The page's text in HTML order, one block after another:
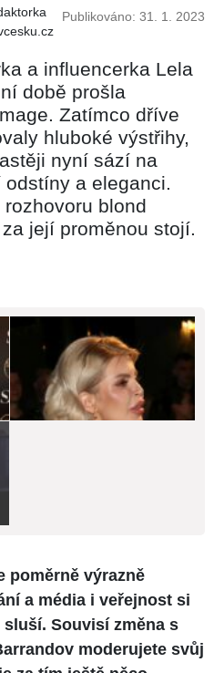
Publikováno: 31. 1. 2023
a influencerka Lela
době prošla
Zatímco dříve
hluboké výstřihy,
nyní sází na
a eleganci.
blond
její proměnou stojí.
poměrně výrazně
a média i veřejnost si
Souvisí změna s
moderujete svůj